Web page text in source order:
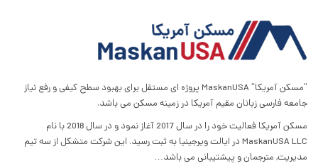
”مسکن آمریکا“ MaskanUSA پروژه ای مستقل برای بهبود سطح کیفی و رفع نیاز
جامعه فارسی زبانان مقیم آمریکا در زمینه مسکن می باشد.
مسکن آمریکا فعالیت خود را در سال 2017 آغاز نمود و در سال 2018 با نام
MaskanUSA LLC در ایالت ویرجینیا به ثبت رسید. این شرکت متشکل از سه تیم
مدیریت, مترجمان و پیشتیبانی می باشد…